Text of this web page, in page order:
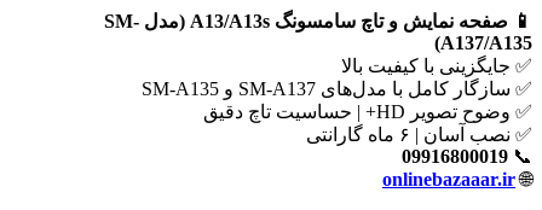
📱 صفحه نمایش و تاچ سامسونگ A13/A13s (مدل SM-
A137/A135)
✅ جایگزینی با کیفیت بالا
✅ سازگار کامل با مدل‌های SM-A137 و SM-A135
✅ وضوح تصویر HD+ | حساسیت تاچ دقیق
✅ نصب آسان | ۶ ماه گارانتی
📞
09916800019
🌐
onlinebazaaar.ir